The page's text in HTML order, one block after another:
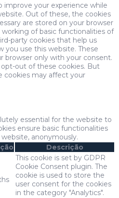
improve your experience while
Out of these, the cookies
are stored on your browser
of basic functionalities of
party cookies that help us
you use this website. These
browser only with your consent.
out of these cookies. But
cookies may affect your
essential for the website to
ensure basic functionalities
anonymously.
Descrição
This cookie is set by GDPR
Cookie Consent plugin. The
cookie is used to store the
user consent for the cookies
in the category "Analytics".